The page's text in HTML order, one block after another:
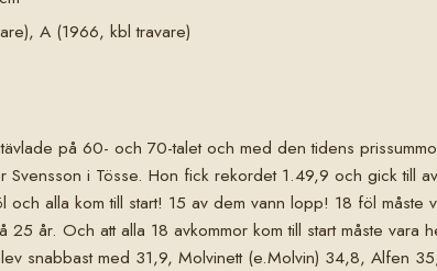
A (1966, kbl travare)
på 60- och 70-talet och med den tidens
Svensson i Tösse. Hon fick rekordet 1.49,9 och gick till
alla kom till start! 15 av dem vann lopp! 18 föl
25 år. Och att alla 18 avkommor kom till start måste vara
snabbast med 31,9, Molvinett (e.Molvin) 34,8, Alfen